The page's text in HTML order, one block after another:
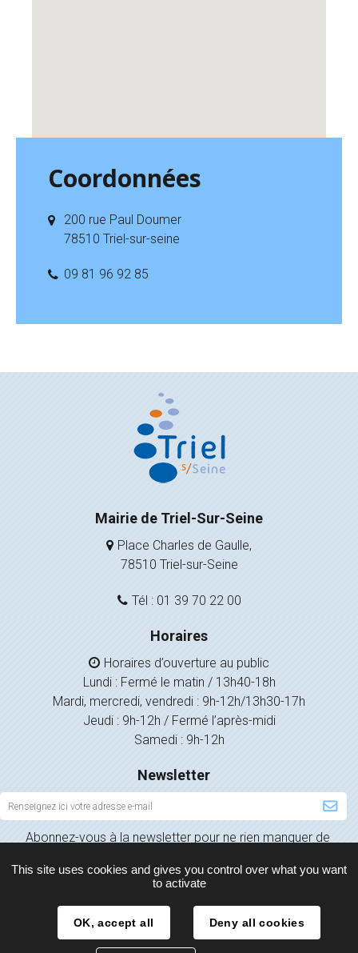
Coordonnées
200 rue Paul Doumer
78510 Triel-sur-seine
09 81 96 92 85
Mairie de Triel-Sur-Seine
Place Charles de Gaulle,
78510 Triel-sur-Seine
Tél : 01 39 70 22 00
Horaires
Horaires d’ouverture au public
Lundi : Fermé le matin / 13h40-18h
Mardi, mercredi, vendredi : 9h-12h/13h30-17h
Jeudi : 9h-12h / Fermé l’après-midi
Samedi : 9h-12h
Newsletter
Inscription
à
la
Abonnez-vous à la newsletter pour ne rien manquer de
This site uses cookies and gives you control over what you want
to activate
OK, accept all Deny all cookies